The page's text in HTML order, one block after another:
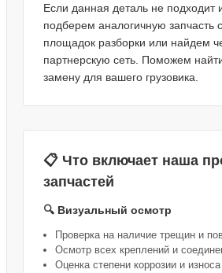
Если данная деталь не подходит
подберем аналогичную запчасть
площадок разборки или найдем
партнерскую сеть. Поможем
замену для вашего грузовика.
📋 Что включает наша
запчастей
🔍 Визуальный осмотр
Проверка на наличие трещин и
Осмотр всех креплений и
Оценка степени коррозии и износа